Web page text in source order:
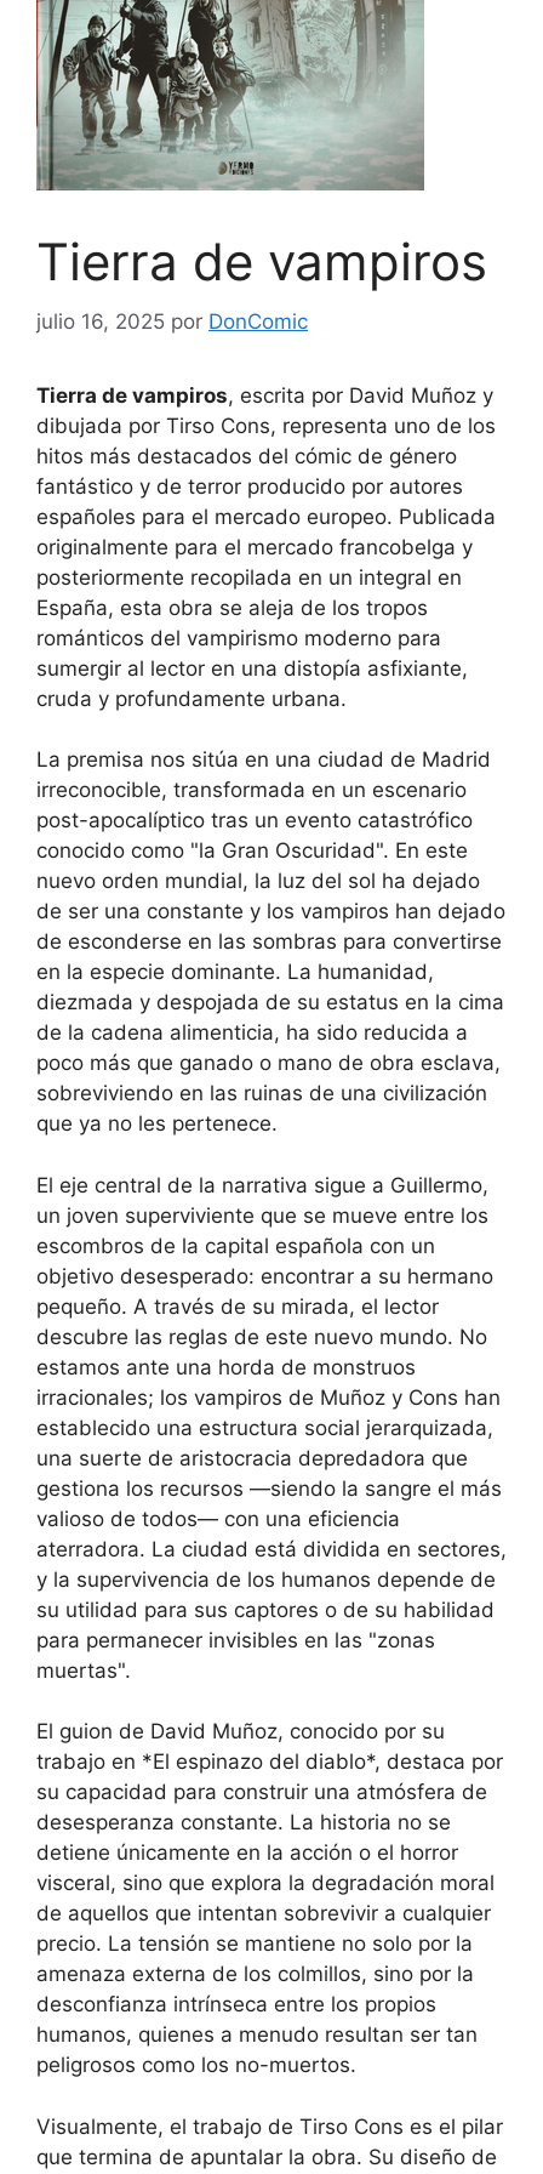
Tierra de vampiros
julio 16, 2025 por DonComic
Tierra de vampiros, escrita por David Muñoz y
dibujada por Tirso Cons, representa uno de los
hitos más destacados del cómic de género
fantástico y de terror producido por autores
españoles para el mercado europeo. Publicada
originalmente para el mercado francobelga y
posteriormente recopilada en un integral en
España, esta obra se aleja de los tropos
románticos del vampirismo moderno para
sumergir al lector en una distopía asfixiante,
cruda y profundamente urbana.
La premisa nos sitúa en una ciudad de Madrid
irreconocible, transformada en un escenario
post-apocalíptico tras un evento catastrófico
conocido como "la Gran Oscuridad". En este
nuevo orden mundial, la luz del sol ha dejado
de ser una constante y los vampiros han dejado
de esconderse en las sombras para convertirse
en la especie dominante. La humanidad,
diezmada y despojada de su estatus en la cima
de la cadena alimenticia, ha sido reducida a
poco más que ganado o mano de obra esclava,
sobreviviendo en las ruinas de una civilización
que ya no les pertenece.
El eje central de la narrativa sigue a Guillermo,
un joven superviviente que se mueve entre los
escombros de la capital española con un
objetivo desesperado: encontrar a su hermano
pequeño. A través de su mirada, el lector
descubre las reglas de este nuevo mundo. No
estamos ante una horda de monstruos
irracionales; los vampiros de Muñoz y Cons han
establecido una estructura social jerarquizada,
una suerte de aristocracia depredadora que
gestiona los recursos —siendo la sangre el más
valioso de todos— con una eficiencia
aterradora. La ciudad está dividida en sectores,
y la supervivencia de los humanos depende de
su utilidad para sus captores o de su habilidad
para permanecer invisibles en las "zonas
muertas".
El guion de David Muñoz, conocido por su
trabajo en *El espinazo del diablo*, destaca por
su capacidad para construir una atmósfera de
desesperanza constante. La historia no se
detiene únicamente en la acción o el horror
visceral, sino que explora la degradación moral
de aquellos que intentan sobrevivir a cualquier
precio. La tensión se mantiene no solo por la
amenaza externa de los colmillos, sino por la
desconfianza intrínseca entre los propios
humanos, quienes a menudo resultan ser tan
peligrosos como los no-muertos.
Visualmente, el trabajo de Tirso Cons es el pilar
que termina de apuntalar la obra. Su diseño de